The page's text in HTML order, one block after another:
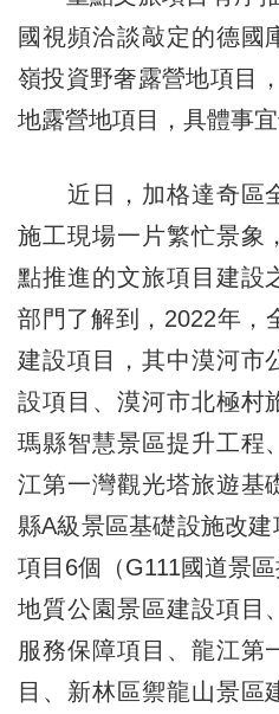
國視頻洽談敲定的德國
嶺投資野奢露營地項目
地露營地項目，具體事宜
近日，加格達奇區全
施工現場一片繁忙景象
點推進的文旅項目建設
部門了解到，2022年，
建設項目，其中漠河市
設項目、漠河市北極村
瑪縣智慧景區提升工程
江第一灣觀光塔旅遊基
縣A級景區基礎設施改
項目6個（G111國道景
地質公園景區建設項目
服務保障項目、龍江第
目、新林區禦龍山景區